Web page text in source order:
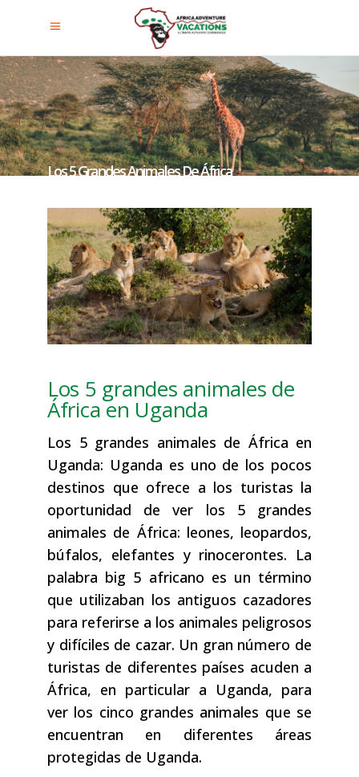
Los 5 Grandes Animales De África
En Uganda
Los 5 grandes animales de
África en Uganda
Los 5 grandes animales de África en
Uganda: Uganda es uno de los pocos
destinos que ofrece a los turistas la
oportunidad de ver los 5 grandes
animales de África: leones, leopardos,
búfalos, elefantes y rinocerontes. La
palabra big 5 africano es un término
que utilizaban los antiguos cazadores
para referirse a los animales peligrosos
y difíciles de cazar. Un gran número de
turistas de diferentes países acuden a
África, en particular a Uganda, para
ver los cinco grandes animales que se
encuentran en diferentes áreas
protegidas de Uganda.